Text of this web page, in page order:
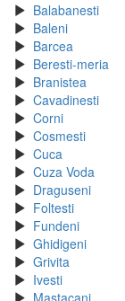
Balabanesti
Baleni
Barcea
Beresti-meria
Branistea
Cavadinesti
Corni
Cosmesti
Cuca
Cuza Voda
Draguseni
Foltesti
Fundeni
Ghidigeni
Grivita
Ivesti
Mastacani